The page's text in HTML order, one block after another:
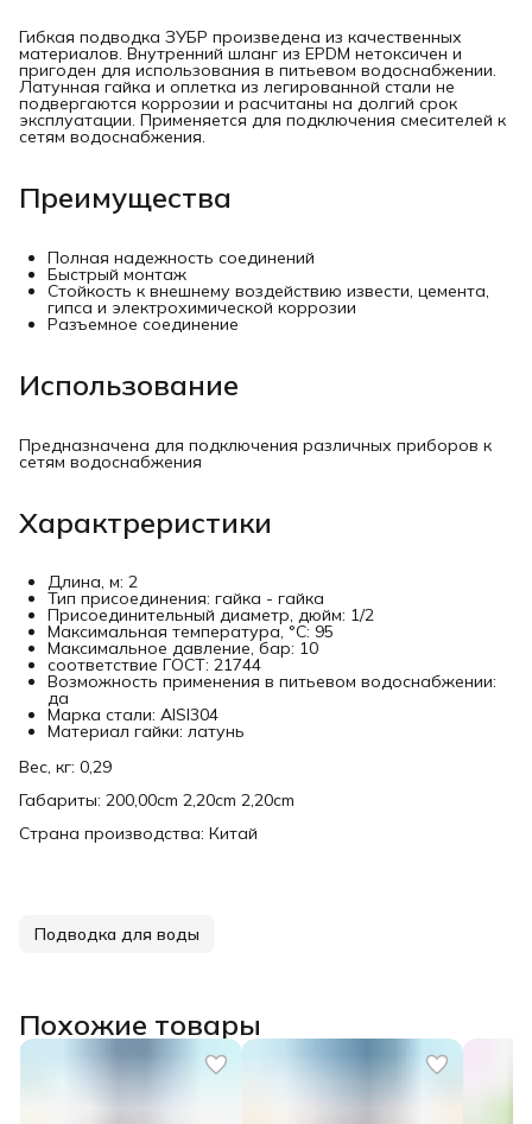
Гибкая подводка ЗУБР произведена из качественных
материалов. Внутренний шланг из EPDM нетоксичен и
пригоден для использования в питьевом водоснабжении.
Латунная гайка и оплетка из легированной стали не
подвергаются коррозии и расчитаны на долгий срок
эксплуатации. Применяется для подключения смесителей к
сетям водоснабжения.
Преимущества
Полная надежность соединений
Быстрый монтаж
Стойкость к внешнему воздействию извести, цемента,
гипса и электрохимической коррозии
Разъемное соединение
Использование
Предназначена для подключения различных приборов к
сетям водоснабжения
Характреристики
Длина, м: 2
Тип присоединения: гайка - гайка
Присоединительный диаметр, дюйм: 1/2
Максимальная температура, °C: 95
Максимальное давление, бар: 10
соответствие ГОСТ: 21744
Возможность применения в питьевом водоснабжении:
да
Марка стали: AISI304
Материал гайки: латунь
Вес, кг: 0,29
Габариты: 200,00cm 2,20cm 2,20cm
Страна производства: Китай
Подводка для воды
Похожие товары